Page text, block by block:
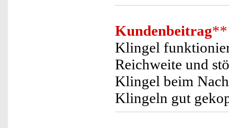
Kundenbeitrag**
Klingel
Reichweite und
Klingel beim
Klingeln gut